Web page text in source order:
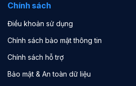
Chính sách
Điều khoản sử dụng
Chính sách bảo mật thông tin
Chính sách hỗ trợ
Bảo mật & An toàn dữ liệu